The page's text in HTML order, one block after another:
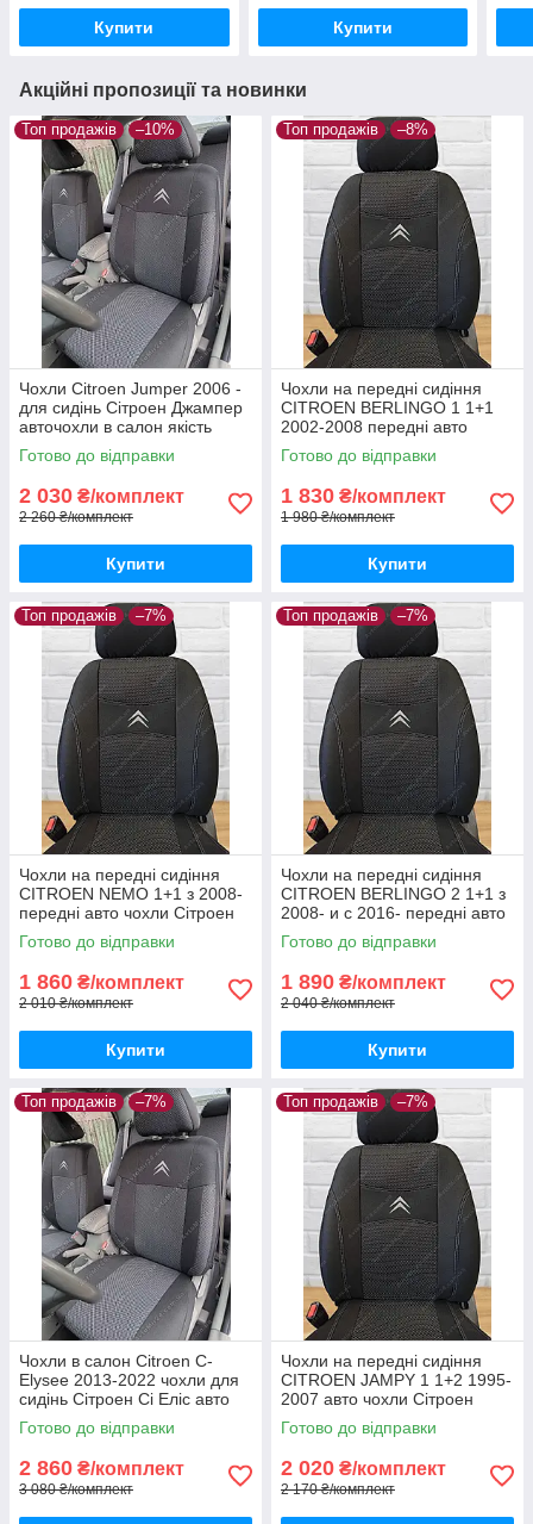
Купити Купити
Акційні пропозиції та новинки
Топ продажів –10%
Чохли Citroen Jumper 2006 -
для сидінь Сітроен Джампер
авточохли в салон якість
Готово до відправки
2 030 ₴/комплект
2 260 ₴/комплект
Купити
Топ продажів –8%
Чохли на передні сидіння
CITROEN BERLINGO 1 1+1
2002-2008 передні авто
чохли Сітроен Берлінго 2002-
2008
Готово до відправки
1 830 ₴/комплект
1 980 ₴/комплект
Купити
Топ продажів –7%
Чохли на передні сидіння
CITROEN NEMO 1+1 з 2008-
передні авто чохли Сітроен
НЕМО з 2008-
Готово до відправки
1 860 ₴/комплект
2 010 ₴/комплект
Купити
Топ продажів –7%
Чохли на передні сидіння
CITROEN BERLINGO 2 1+1 з
2008- и с 2016- передні авто
чохли Сітроен Берлінго
Готово до відправки
1 890 ₴/комплект
2 040 ₴/комплект
Купити
Топ продажів –7%
Чохли в салон Citroen С-
Elysee 2013-2022 чохли для
сидінь Сітроен Сі Еліс авто
чохли Citroen С-Elysee
Готово до відправки
2 860 ₴/комплект
3 080 ₴/комплект
Топ продажів –7%
Чохли на передні сидіння
CITROEN JAMPY 1 1+2 1995-
2007 авто чохли Сітроен
Джампі 1995-2007
Готово до відправки
2 020 ₴/комплект
2 170 ₴/комплект